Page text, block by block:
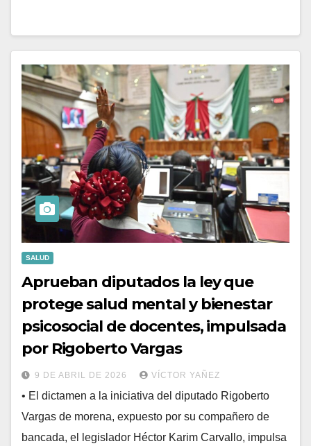
SALUD
Aprueban diputados la ley que
protege salud mental y bienestar
psicosocial de docentes, impulsada
por Rigoberto Vargas
9 DE ABRIL DE 2026 VÍCTOR YAÑEZ
• El dictamen a la iniciativa del diputado Rigoberto
Vargas de morena, expuesto por su compañero de
bancada, el legislador Héctor Karim Carvallo, impulsa